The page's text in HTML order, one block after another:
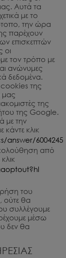
Αυτά τα
με το
την ώρα
παρέχουν
επισκεπτών
οι
τον τρόπο με
ανώνυμες
δεδομένα.
της
μας
της
της Google.
με την
κλικ
answer/6004245
από
του
ούτε θα
συλλέγουμε
μέσω
δεν θα